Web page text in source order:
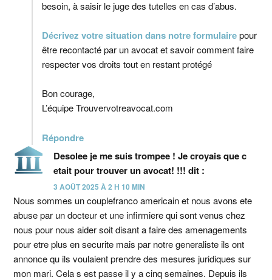
besoin, à saisir le juge des tutelles en cas d’abus.
Décrivez votre situation dans notre formulairepour
être recontacté par un avocat et savoir comment faire
respecter vos droits tout en restant protégé
Bon courage,
L’équipe Trouvervotreavocat.com
Répondre
Desolee je me suis trompee ! Je croyais que c
etait pour trouver un avocat! !!! dit :
3 AOÛT 2025 À 2 H 10 MIN
Nous sommes un couplefranco americain et nous avons ete
abuse par un docteur et une infirmiere qui sont venus chez
nous pour nous aider soit disant a faire des amenagements
pour etre plus en securite mais par notre generaliste ils ont
annonce qu ils voulaient prendre des mesures juridiques sur
mon mari. Cela s est passe il y a cinq semaines. Depuis ils